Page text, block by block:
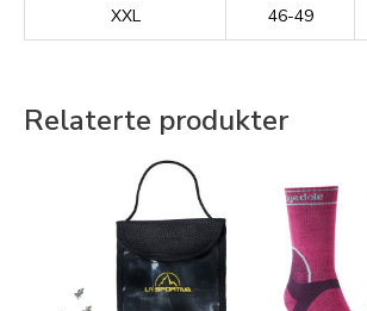
XXL 46-49
Relaterte produkter